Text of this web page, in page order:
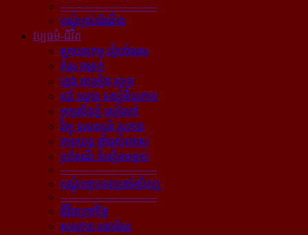
----------------------------
បណ្ដុំគ្រប់ដំណឹង
វប្បធម៌-ជីវិត
ស្ថាបត្យកម្ម រៀបចំនគរ
គំនូរ ចម្លាក់
ភ្លេង ចម្រៀង ស្មូត្រ
របាំ ល្ខោន ទស្សនីយភាព
អក្សសិល្ប៍ សៀវភៅ
វិទ្យុ ទូរទស្សន៍ រូបភាព
ភាពយន្ដ ផ្ទាំងសំពត់ស
ប្រពៃណី ទំនៀមទម្លាប់
----------------------------
បណ្ដុំអត្ថបទវប្បធម៌សិល្បៈ
----------------------------
ជីវិតប្រចាំថ្ងៃ
សុខភាព អនាម័យ